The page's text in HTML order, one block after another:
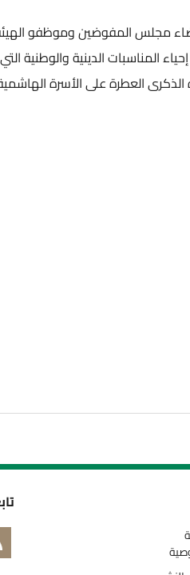
مجلس المفوضين وموظفو
المناسبات الدينية والوطنية
العطرة على الأسرة الهاشمية